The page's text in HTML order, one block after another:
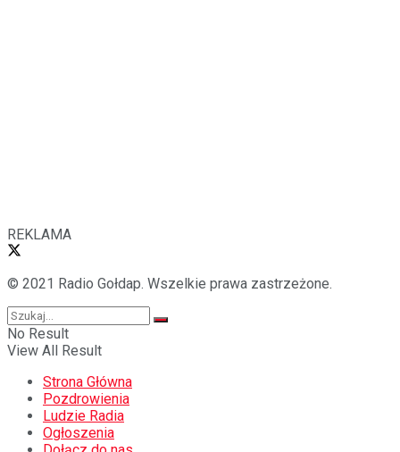
REKLAMA
© 2021 Radio Gołdap. Wszelkie prawa zastrzeżone.
No Result
View All Result
Strona Główna
Pozdrowienia
Ludzie Radia
Ogłoszenia